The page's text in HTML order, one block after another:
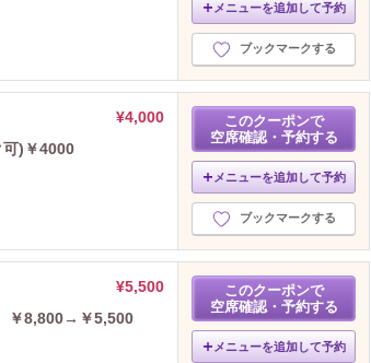
メニューを追加して予約
ブックマークする
¥4,000
可)￥4000
このクーポンで
空席確認・予約する
メニューを追加して予約
ブックマークする
¥5,500
￥8,800→￥5,500
このクーポンで
空席確認・予約する
メニューを追加して予約